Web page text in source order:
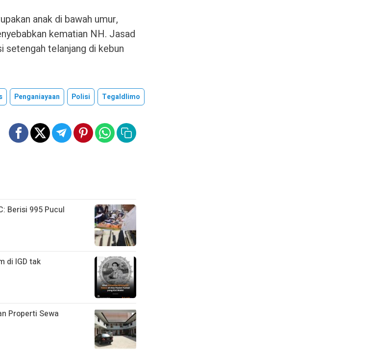
anak di bawah umur,
kematian NH. Jasad
telanjang di kebun
Penganiayaan Polisi Tegaldlimo
Berisi 995 Pucul
di IGD tak
Properti Sewa